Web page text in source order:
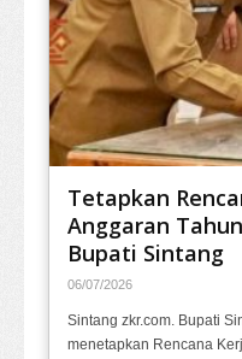
Tetapkan
Anggaran
Bupati Sintang
06/07/2026
Sintang zkr.com. Bupati
menetapkan Rencana